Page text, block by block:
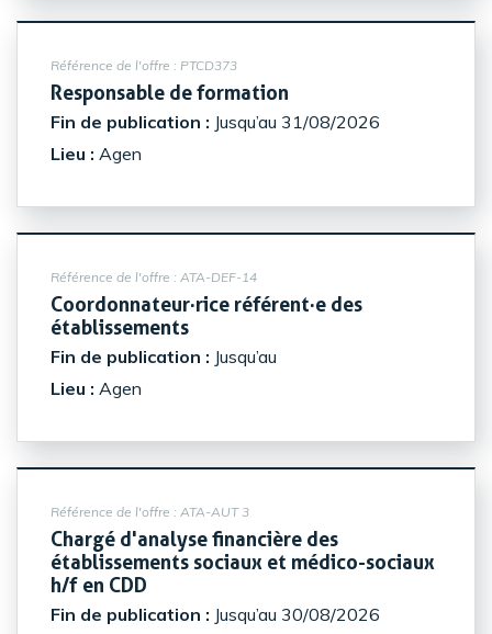
Référence de l'offre : PTCD373
Responsable de formation
Fin de publication : Jusqu’au 31/08/2026
Lieu : Agen
Référence de l'offre : ATA-DEF-14
Coordonnateur·rice référent·e des
établissements(Nouvelle fenêtre)
Fin de publication : Jusqu’au
Lieu : Agen
Référence de l'offre : ATA-AUT 3
Chargé d'analyse financière des
établissements sociaux et médico-sociaux
h/f en CDD
Fin de publication : Jusqu’au 30/08/2026